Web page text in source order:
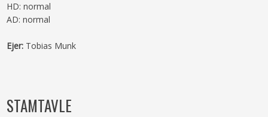
HD: normal
AD: normal
Ejer:Tobias Munk
STAMTAVLE​